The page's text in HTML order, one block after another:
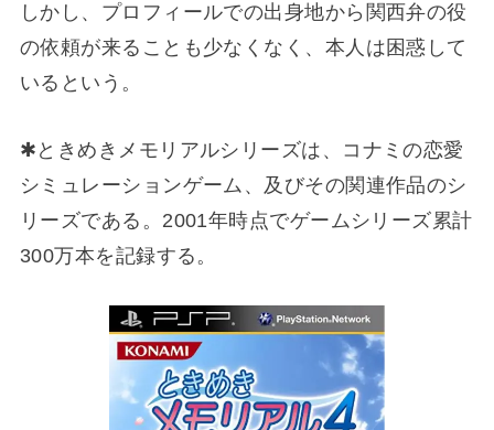
しかし、プロフィールでの出身地から関西弁の役
の依頼が来ることも少なくなく、本人は困惑して
いるという。
✱ときめきメモリアルシリーズは、コナミの恋愛
シミュレーションゲーム、及びその関連作品のシ
リーズである。2001年時点でゲームシリーズ累計
300万本を記録する。